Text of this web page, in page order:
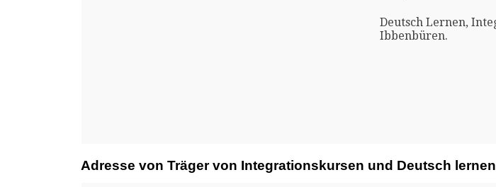
Deutsch Lernen,
Ibbenbüren.
Adresse von Träger von Integrationskursen und Deutsch